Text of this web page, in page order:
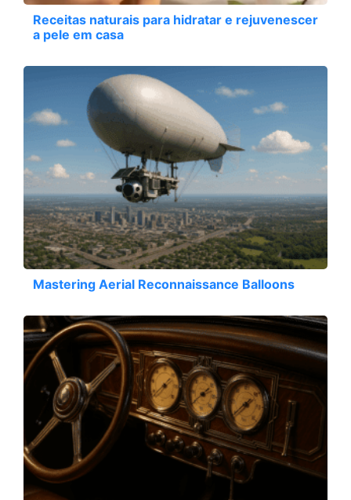
Receitas naturais para hidratar e rejuvenescer
a pele em casa
Mastering Aerial Reconnaissance Balloons